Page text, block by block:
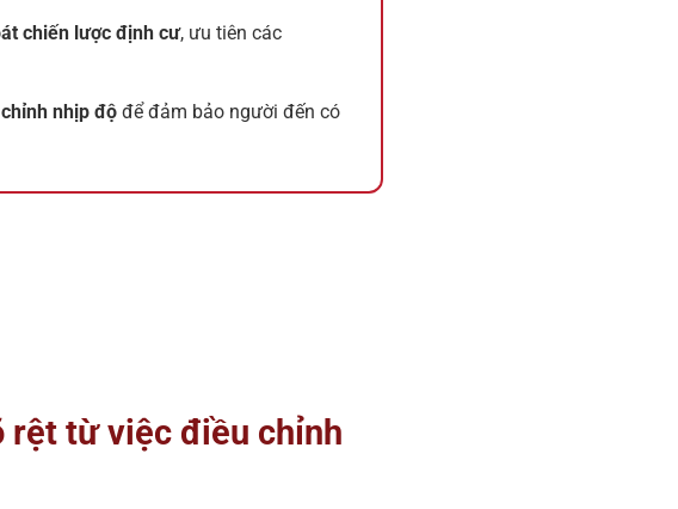
chiến lược định cư, ưu tiên các
nhịp độđể đảm bảo người đến có
rệt từ việc điều chỉnh